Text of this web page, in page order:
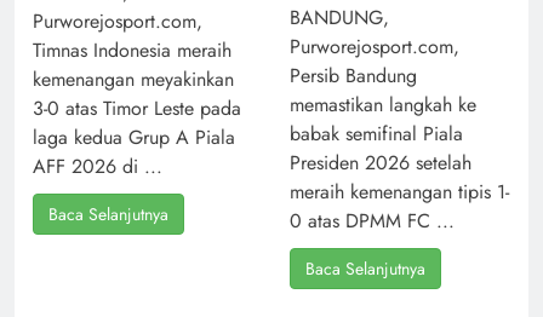
Purworejosport.com,
Timnas Indonesia meraih
kemenangan meyakinkan
3-0 atas Timor Leste pada
laga kedua Grup A Piala
AFF 2026 di ...
Baca Selanjutnya
BANDUNG,
Purworejosport.com,
Persib Bandung
memastikan langkah ke
babak semifinal Piala
Presiden 2026 setelah
meraih kemenangan tipis 1-
0 atas DPMM FC ...
Baca Selanjutnya